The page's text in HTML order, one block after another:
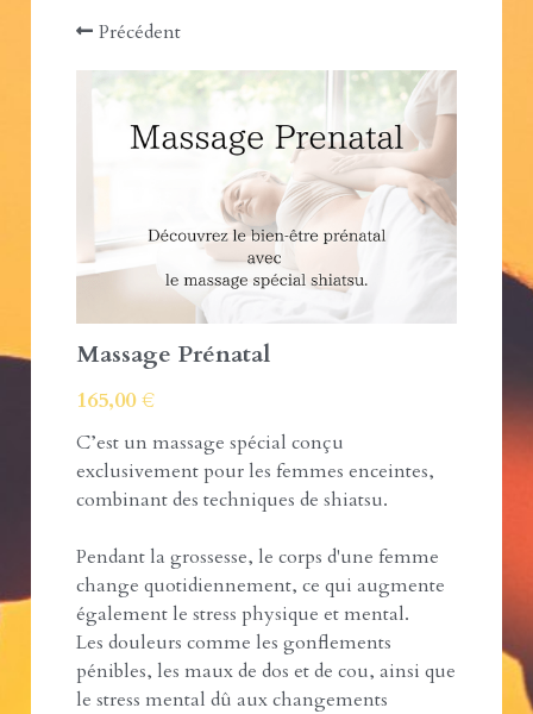
Précédent
Massage Prénatal
165,00 €
C’est un massage spécial conçu
exclusivement pour les femmes enceintes,
combinant des techniques de shiatsu.
Pendant la grossesse, le corps d'une femme
change quotidiennement, ce qui augmente
également le stress physique et mental.
Les douleurs comme les gonflements
pénibles, les maux de dos et de cou, ainsi que
le stress mental dû aux changements